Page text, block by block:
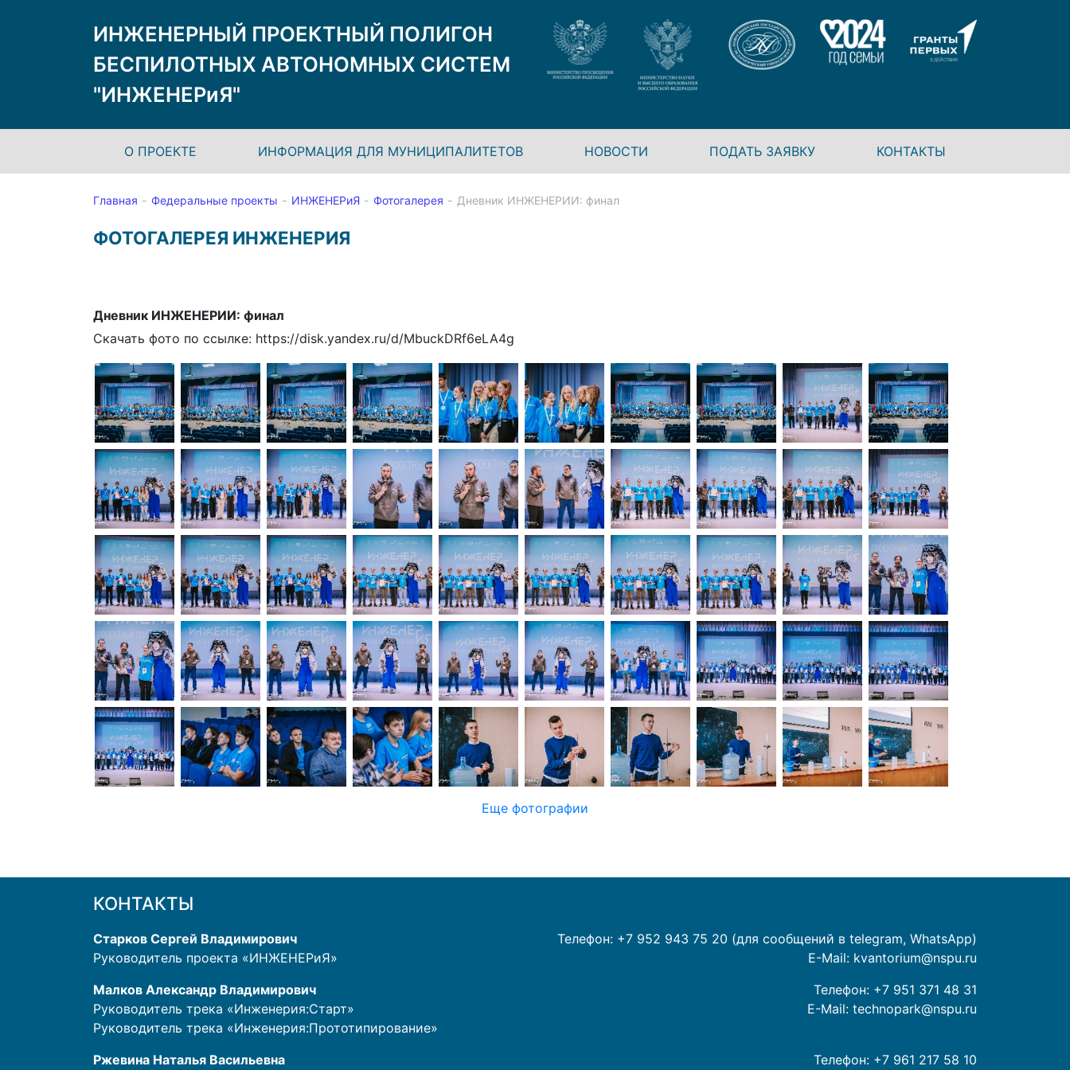
ИНЖЕНЕРНЫЙ ПРОЕКТНЫЙ ПОЛИГОН
БЕСПИЛОТНЫХ АВТОНОМНЫХ СИСТЕМ
"ИНЖЕНЕРиЯ"
О ПРОЕКТЕ ИНФОРМАЦИЯ ДЛЯ МУНИЦИПАЛИТЕТОВ НОВОСТИ ПОДАТЬ ЗАЯВКУ КОНТАКТЫ
Главная Федеральные проекты ИНЖЕНЕРиЯ Фотогалерея Дневник ИНЖЕНЕРИИ: финал
ФОТОГАЛЕРЕЯ ИНЖЕНЕРИЯ
Дневник ИНЖЕНЕРИИ: финал
Скачать фото по ссылке: https://disk.yandex.ru/d/MbuckDRf6eLA4g
Еще фотографии
КОНТАКТЫ
Старков Сергей Владимирович
Руководитель проекта «ИНЖЕНЕРиЯ»
Телефон: +7 952 943 75 20 (для сообщений в telegram, WhatsApp)
E-Mail: kvantorium@nspu.ru
Малков Александр Владимирович
Руководитель трека «Инженерия:Старт»
Руководитель трека «Инженерия:Прототипирование»
Телефон: +7 951 371 48 31
E-Mail: technopark@nspu.ru
Ржевина Наталья Васильевна Телефон: +7 961 217 58 10